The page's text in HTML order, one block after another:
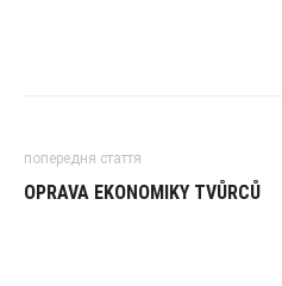
попередня стаття
OPRAVA EKONOMIKY TVŮRCŮ